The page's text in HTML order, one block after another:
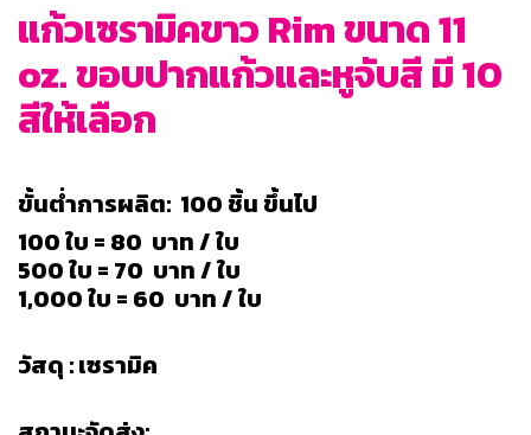
แก้วเซรามิคขาว Rim ขนาด 11
oz. ขอบปากแก้วและหูจับสี มี 10
สีให้เลือก
ขั้นต่ำการผลิต: 100 ชิ้น ขึ้นไป
100 ใบ = 80 บาท / ใบ
500 ใบ = 70 บาท / ใบ
1,000 ใบ = 60 บาท / ใบ
วัสดุ : เซรามิค